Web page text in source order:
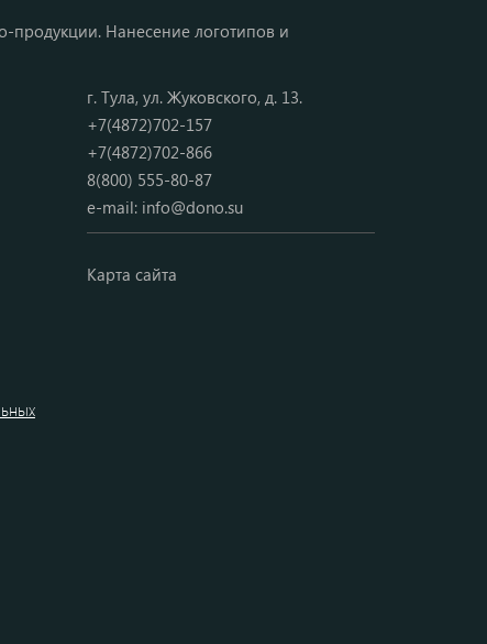
продукции. Нанесение логотипов и
г. Тула, ул. Жуковского, д. 13.
+7(4872)702-157
+7(4872)702-866
8(800) 555-80-87
e-mail: info@dono.su
Карта сайта